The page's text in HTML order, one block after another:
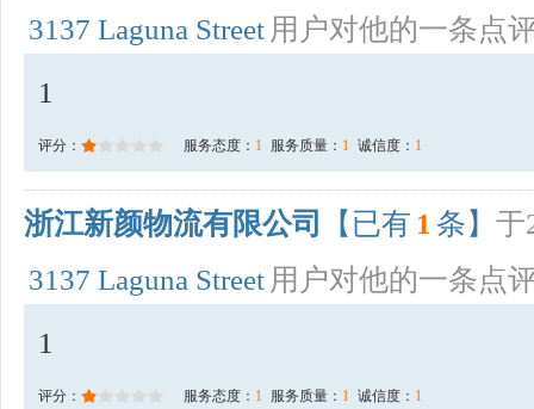
3137 Laguna Street 用户对他的一条点
1
评分： 服务态度： 1 服务质量： 1 诚信度： 1
浙江新颜物流有限公司 【已有 1 条】 于
3137 Laguna Street 用户对他的一条点
1
评分： 服务态度： 1 服务质量： 1 诚信度： 1